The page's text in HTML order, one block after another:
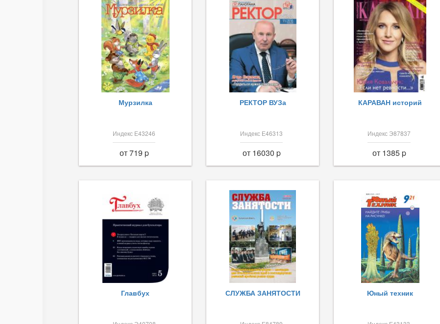
Мурзилка
Индекс Е43246
от 719 p
РЕКТОР ВУЗа
Индекс Е46313
от 16030 p
КАРАВАН историй
Индекс Э87837
от 1385 p
Главбух СЛУЖБА ЗАНЯТОСТИ Юный техник